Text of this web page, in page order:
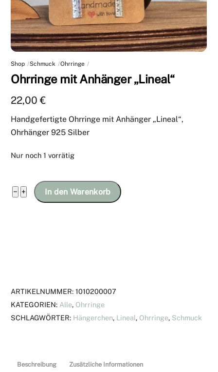
Shop Schmuck Ohrringe
Ohrringe mit Anhänger „Lineal“
22,00€
Handgefertigte Ohrringe mit Anhänger „Lineal“,
Ohrhänger 925 Silber
Nur noch 1 vorrätig
− Ohrringe
+ In den Warenkorb
ARTIKELNUMMER:1010200007
KATEGORIEN: Alle, Ohrringe
SCHLAGWÖRTER: Hängerchen, Lineal, Ohrringe, Schmuck
Beschreibung Zusätzliche Informationen